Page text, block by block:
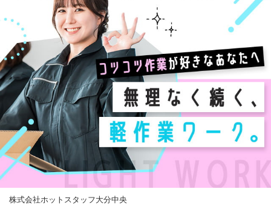
株式会社ホットスタッフ大分中央